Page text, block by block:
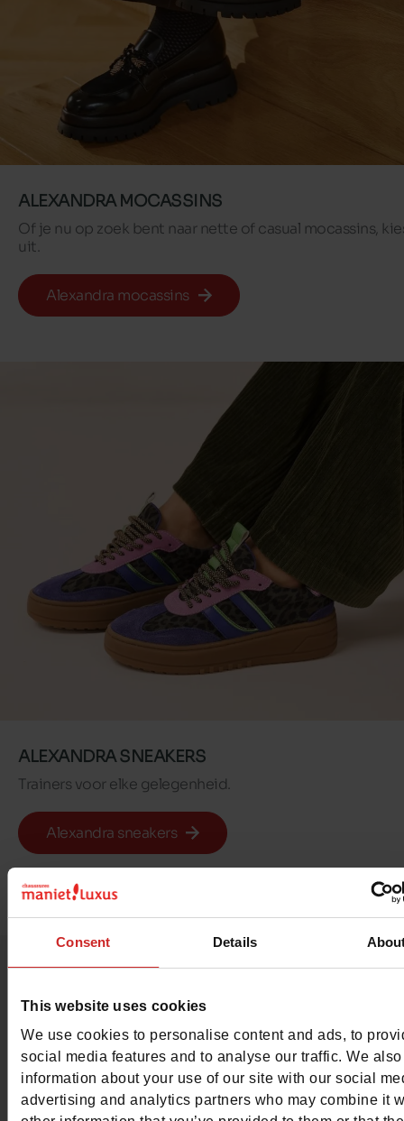
Consent Details
This website uses cookies
We use cookies to personalise content and ads, to
social media features and to analyse our traffic. We
information about your use of our site with our social
advertising and analytics partners who may combine it
ALEXANDRA MOCASSINS
Of je nu op zoek bent naar nette of casual mocassins,
uit.
Alexandra mocassins
ALEXANDRA SNEAKERS
Trainers voor elke gelegenheid.
Alexandra sneakers
Al onze looks
door onze
gemeenschap